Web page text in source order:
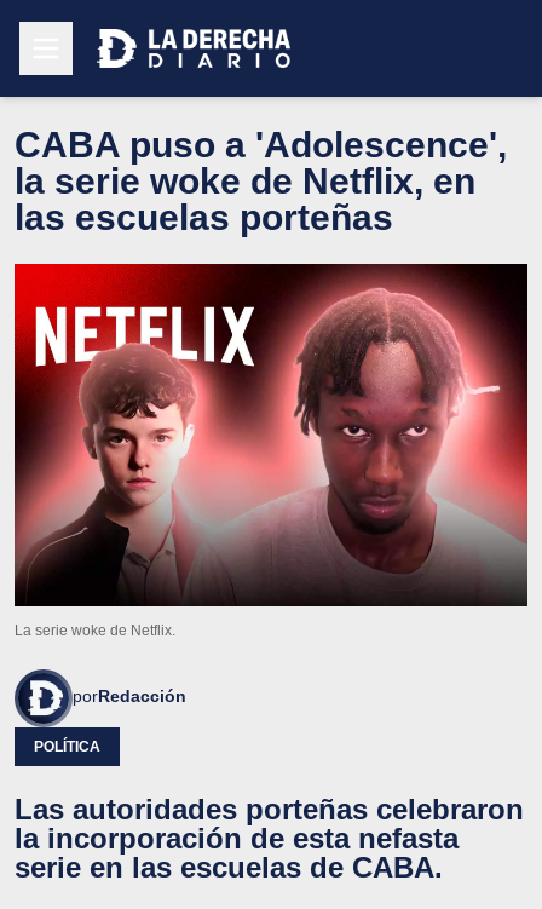
CABA puso a 'Adolescence',
la serie woke de Netflix, en
las escuelas porteñas
La serie woke de Netflix.
porRedacción
POLÍTICA
Las autoridades porteñas celebraron
la incorporación de esta nefasta
serie en las escuelas de CABA.